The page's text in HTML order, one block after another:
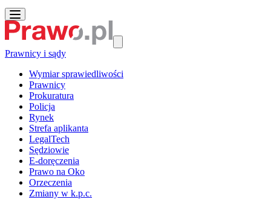
Prawnicy i sądy
Wymiar sprawiedliwości
Prawnicy
Prokuratura
Policja
Rynek
Strefa aplikanta
LegalTech
Sędziowie
E-doręczenia
Prawo na Oko
Orzeczenia
Zmiany w k.p.c.